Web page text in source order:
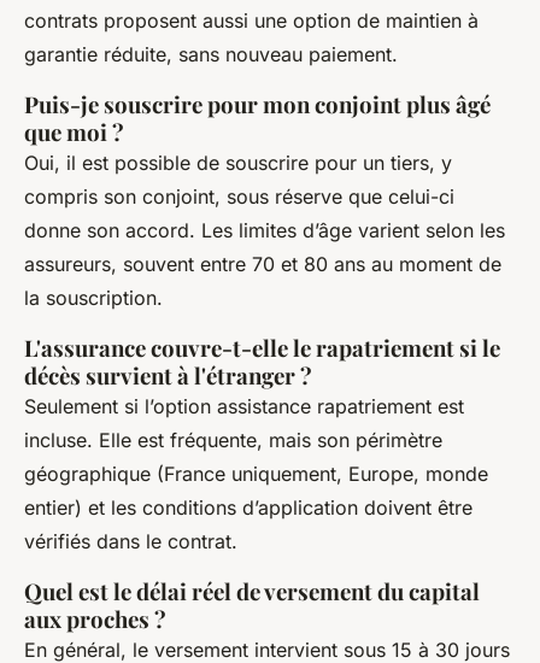
contrats proposent aussi une option de maintien à
garantie réduite, sans nouveau paiement.
Puis-je souscrire pour mon conjoint plus âgé
que moi ?
Oui, il est possible de souscrire pour un tiers, y
compris son conjoint, sous réserve que celui-ci
donne son accord. Les limites d’âge varient selon les
assureurs, souvent entre 70 et 80 ans au moment de
la souscription.
L'assurance couvre-t-elle le rapatriement si le
décès survient à l'étranger ?
Seulement si l’option assistance rapatriement est
incluse. Elle est fréquente, mais son périmètre
géographique (France uniquement, Europe, monde
entier) et les conditions d’application doivent être
vérifiés dans le contrat.
Quel est le délai réel de versement du capital
aux proches ?
En général, le versement intervient sous 15 à 30 jours